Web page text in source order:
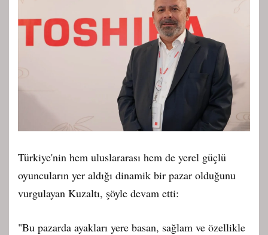
Türkiye'nin hem uluslararası hem de yerel güçlü
oyuncuların yer aldığı dinamik bir pazar olduğunu
vurgulayan Kuzaltı, şöyle devam etti:
"Bu pazarda ayakları yere basan, sağlam ve özellikle